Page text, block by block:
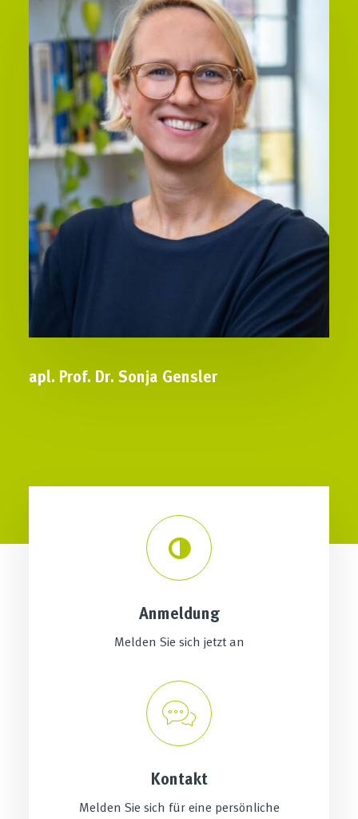
apl. Prof. Dr. Sonja Gensler
Anmeldung
Melden Sie sich jetzt an
Kontakt
Melden Sie sich für eine persönliche